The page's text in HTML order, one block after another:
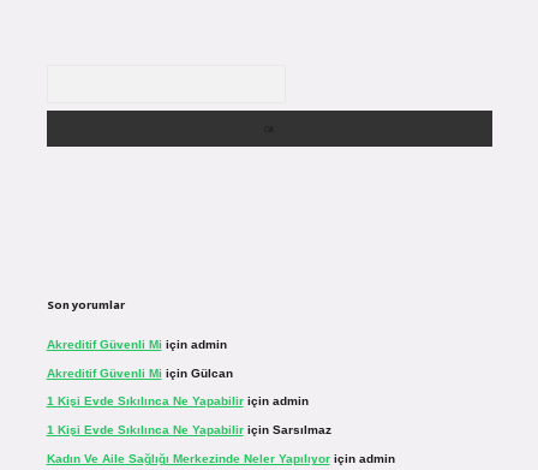
Son yorumlar
Akreditif Güvenli Mi için admin
Akreditif Güvenli Mi için Gülcan
1 Kişi Evde Sıkılınca Ne Yapabiliriçin admin
1 Kişi Evde Sıkılınca Ne Yapabiliriçin Sarsılmaz
Kadın Ve Aile Sağlığı Merkezinde Neler Yapılıyoriçin admin